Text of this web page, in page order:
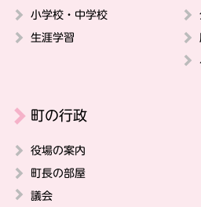
小学校・中学校
生涯学習
町の行政
役場の案内
町長の部屋
議会